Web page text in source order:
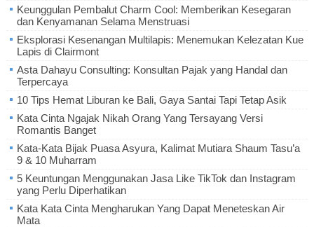
Keunggulan Pembalut Charm Cool: Memberikan Kesegaran
dan Kenyamanan Selama Menstruasi
Eksplorasi Kesenangan Multilapis: Menemukan Kelezatan Kue
Lapis di Clairmont
Asta Dahayu Consulting: Konsultan Pajak yang Handal dan
Terpercaya
10 Tips Hemat Liburan ke Bali, Gaya Santai Tapi Tetap Asik
Kata Cinta Ngajak Nikah Orang Yang Tersayang Versi
Romantis Banget
Kata-Kata Bijak Puasa Asyura, Kalimat Mutiara Shaum Tasu’a
9 & 10 Muharram
5 Keuntungan Menggunakan Jasa Like TikTok dan Instagram
yang Perlu Diperhatikan
Kata Kata Cinta Mengharukan Yang Dapat Meneteskan Air
Mata